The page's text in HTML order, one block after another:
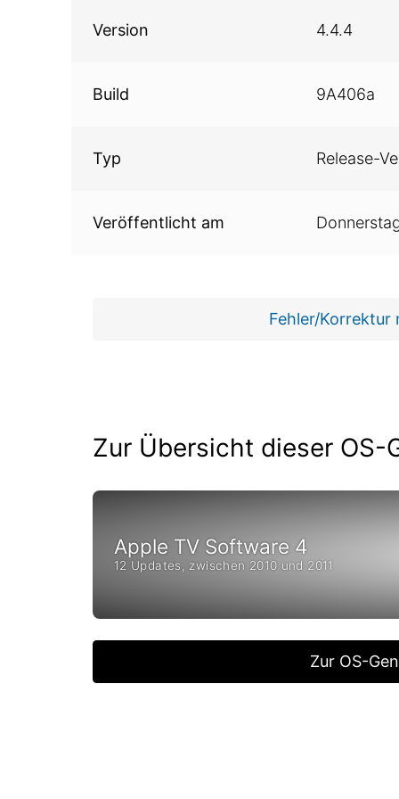
Version 4.4.4
Build 9A406a
Typ Release-
Veröffentlicht am
Fehler/Korrektur
Zur Übersicht dieser OS-
Apple TV Software 4
12 Updates, zwischen 2010 und 2011
Zur OS-